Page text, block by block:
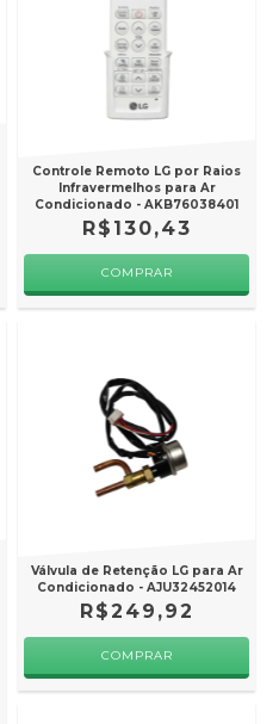
Controle Remoto LG por Raios
Infravermelhos para Ar
Condicionado - AKB76038401
R$130,43
Válvula de Retenção LG para Ar
Condicionado - AJU32452014
R$249,92